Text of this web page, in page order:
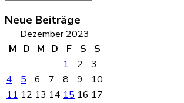
Neue Beiträge
Dezember 2023
M D M D F S
S
1
2
3
4
5 6 7 8 9
10
11 12 13 14 15 16 17